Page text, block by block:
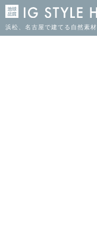
浜松、名古屋で建てる自然素